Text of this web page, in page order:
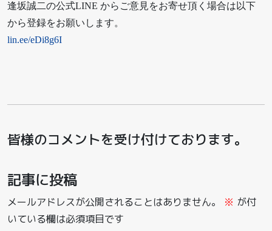
逢坂誠二の公式LINE からご意見をお寄せ頂く場合は以下
から登録をお願いします。
lin.ee/eDi8g6I
皆様のコメントを受け付けております。
記事に投稿
メールアドレスが公開されることはありません。 ※ が付
いている欄は必須項目です